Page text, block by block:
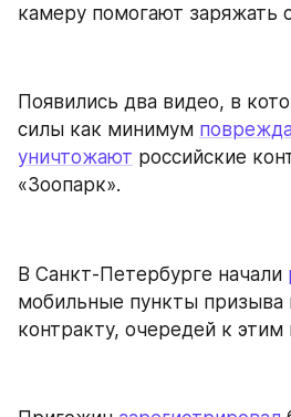
камеру помогают заряжать
Появились два видео, в
силы как минимум
уничтожают российские
«Зоопарк».
В Санкт-Петербурге начали
мобильные пункты призыва
контракту, очередей к этим